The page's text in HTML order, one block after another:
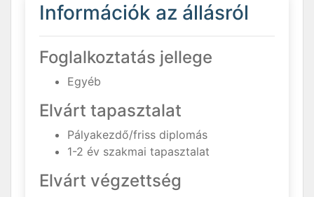
Információk az állásról
Foglalkoztatás jellege
Egyéb
Elvárt tapasztalat
Pályakezdő/friss diplomás
1-2 év szakmai tapasztalat
Elvárt végzettség